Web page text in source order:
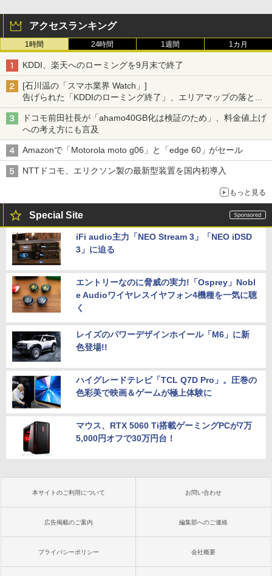
アクセスランキング
1時間 24時間 1週間 1カ月
KDDI、楽天へのローミングを9月末で終了
[石川温の「スマホ業界 Watch」]
告げられた「KDDIのローミング終了」、エリアマップの落とし
穴と楽天モバイルの課題
ドコモ前田社長が「ahamo40GB化は検証のため」、料金値上げ
への考え方にも言及
Amazonで「Motorola moto g06」と「edge 60」がセール
NTTドコモ、エリクソン製の最新型装置を国内初導入
もっと見る
Special Site
iFi audio主力「NEO Stream 3」「NEO iDSD
3」に迫る
エントリーなのに脅威の実力!「Osprey」Nobl
e Audioワイヤレスイヤフォン4機種を一気に聴
く
レイズのパワーデザインホイール「M6」に新
色登場!!
ハイグレードテレビ「TCL Q7D Pro」。圧巻の
色彩美で映画＆ゲームが極上体験に
マウス、RTX 5060 Ti搭載ゲーミングPCが7万
5,000円オフで30万円台！
本サイトのご利用について お問い合わせ
広告掲載のご案内 編集部へのご連絡
プライバシーポリシー 会社概要